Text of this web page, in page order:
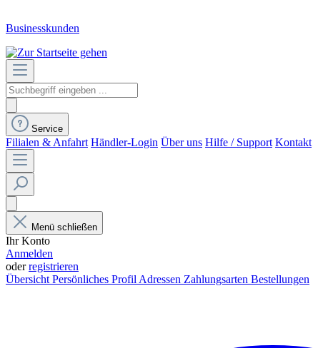
Businesskunden
Service
Filialen & Anfahrt Händler-Login Über uns Hilfe / Support Kontakt
Menü schließen
Ihr Konto
Anmelden
oderregistrieren
ÜbersichtPersönliches ProfilAdressen Zahlungsarten Bestellungen